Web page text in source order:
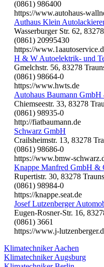
(0861) 986400
https://www.autohaus-
Authaus Klein
Wasserburger Str. 62,
(0861) 20995430
https://
H & W Autoelektrik- und
Gmelchstr. 56, 83278
(0861) 98664-0
https://www.hwts.de
Autohaus Baumann
Chiemseestr. 33, 83278
(0861) 98935-0
http://fiatbaumann.de
Schwarz GmbH
Crailsheimstr. 13, 83278
(0861) 98686-0
https://www.bmw-
Knappe Manfred GmbH &
Rupertistr. 30, 83278
(0861) 98984-0
https://knappe.seat.de
Josef Lutzenberger
Eugen-Rosner-Str. 16,
(0861) 3661
https://www.j-
Klimatechniker Aachen
Klimatechniker Augsburg